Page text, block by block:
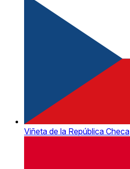
Viñeta de la República Checa